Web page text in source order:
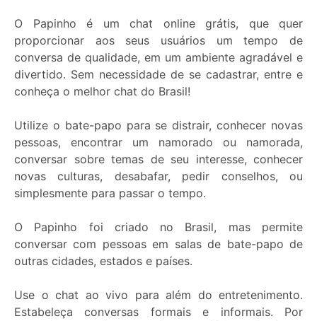
Premium:
O Papinho é um chat online grátis, que quer
proporcionar aos seus usuários um tempo de
conversa de qualidade, em um ambiente agradável e
divertido. Sem necessidade de se cadastrar, entre e
conheça o melhor chat do Brasil!
Utilize o bate-papo para se distrair, conhecer novas
pessoas, encontrar um namorado ou namorada,
conversar sobre temas de seu interesse, conhecer
novas culturas, desabafar, pedir conselhos, ou
simplesmente para passar o tempo.
O Papinho foi criado no Brasil, mas permite
conversar com pessoas em salas de bate-papo de
outras cidades, estados e países.
Use o chat ao vivo para além do entretenimento.
Estabeleça conversas formais e informais. Por